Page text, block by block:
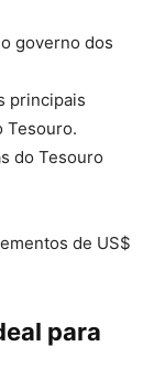
governo dos
principais
Tesouro.
do Tesouro
de US$
para